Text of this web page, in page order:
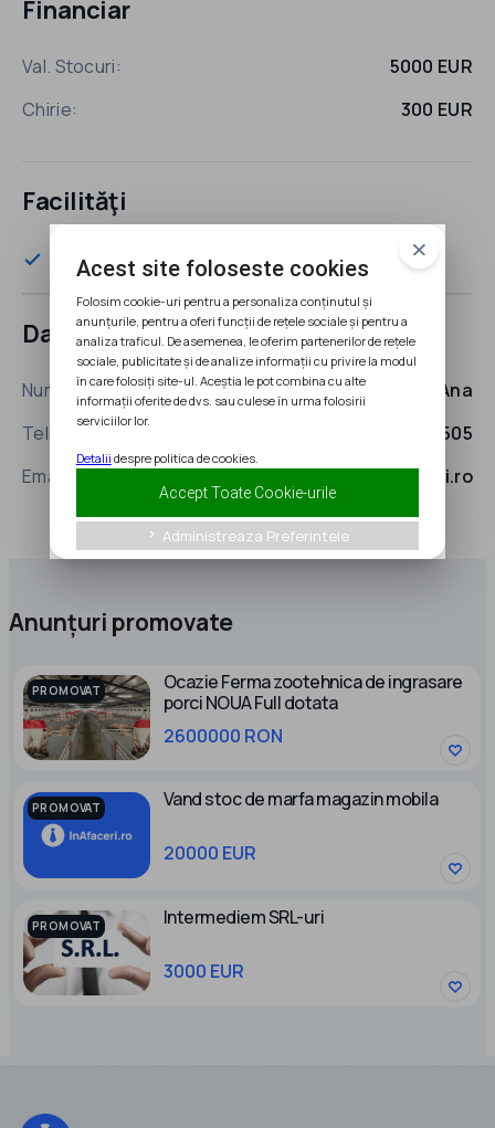
Financiar
Val. Stocuri:
5000 EUR
Chirie:
300 EUR
Facilităţi
check Ofera sprijin cumpărătorului
Date de contact
Nume:
Ana
Telefon:
+40 755 115 505
Email:
hello@pici.ro
Anunțuri promovate
PROMOVAT
Ocazie Ferma zootehnica de ingrasare
porci NOUA Full dotata
2600000 RON
PROMOVAT Vand stoc de marfa magazin mobila
20000 EUR
PROMOVAT Intermediem SRL-uri
3000 EUR
Acest site foloseste cookies
Folosim cookie-uri pentru a personaliza conținutul și
anunțurile, pentru a oferi funcții de rețele sociale și pentru a
analiza traficul. De asemenea, le oferim partenerilor de rețele
sociale, publicitate și de analize informații cu privire la modul
în care folosiți site-ul. Aceștia le pot combina cu alte
informații oferite de dvs. sau culese în urma folosirii
serviciilor lor.
Detalii despre politica de cookies.
Accept Toate Cookie-urile
keyboard_arrow_right Administreaza Preferintele